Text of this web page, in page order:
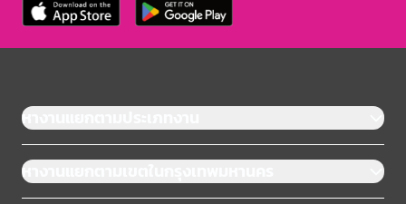
หางานแยกตามประเภทงาน
หางานแยกตามเขตในกรุงเทพมหานคร